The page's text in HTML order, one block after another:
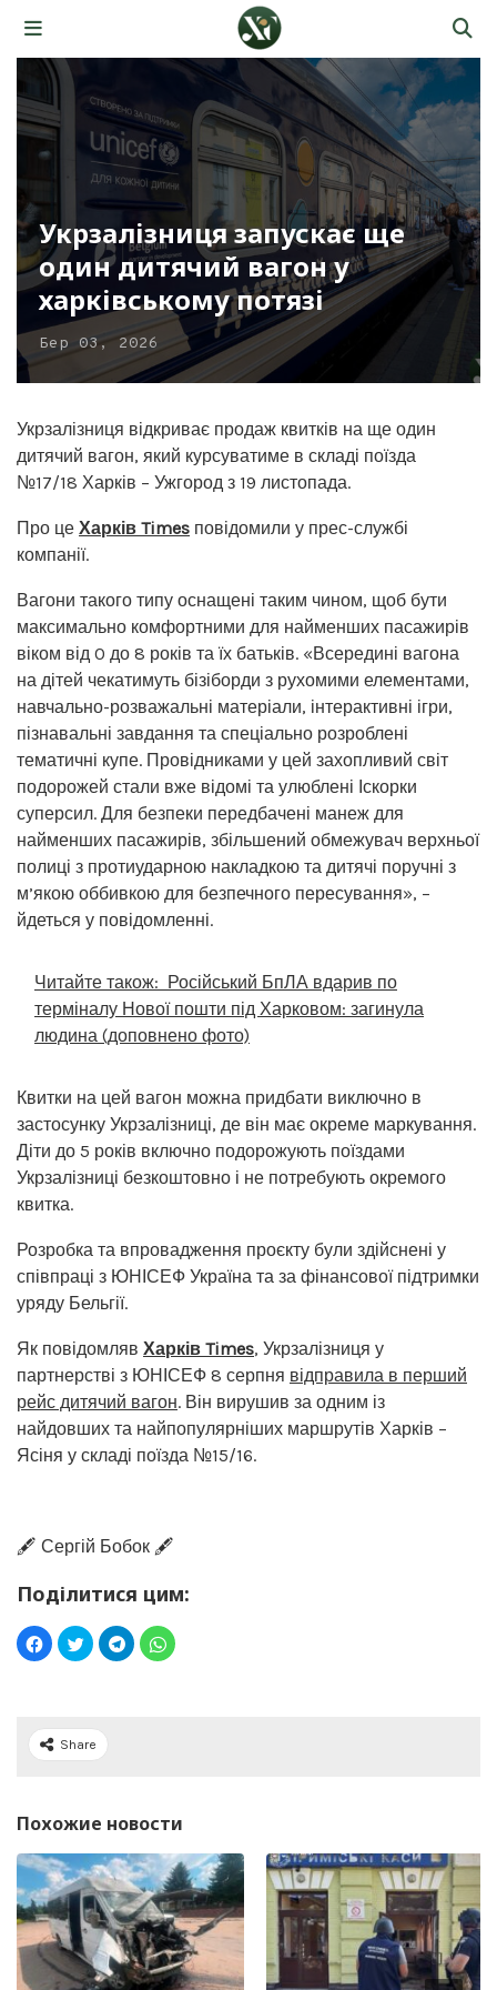
Укрзалізниця запускає ще
один дитячий вагон у
харківському потязі
Бер 03, 2026
Укрзалізниця відкриває продаж квитків на ще один
дитячий вагон, який курсуватиме в складі поїзда
№17/18 Харків – Ужгород з 19 листопада.
Про це Харків Times повідомили у прес-службі
компанії.
Вагони такого типу оснащені таким чином, щоб бути
максимально комфортними для найменших пасажирів
віком від 0 до 8 років та їх батьків. «Всередині вагона
на дітей чекатимуть бізіборди з рухомими елементами,
навчально-розважальні матеріали, інтерактивні ігри,
пізнавальні завдання та спеціально розроблені
тематичні купе. Провідниками у цей захопливий світ
подорожей стали вже відомі та улюблені Іскорки
суперсил. Для безпеки передбачені манеж для
найменших пасажирів, збільшений обмежувач верхньої
полиці з протиударною накладкою та дитячі поручні з
м’якою оббивкою для безпечного пересування», –
йдеться у повідомленні.
Читайте також: Російський БпЛА вдарив по
терміналу Нової пошти під Харковом: загинула
людина (доповнено фото)
Квитки на цей вагон можна придбати виключно в
застосунку Укрзалізниці, де він має окреме маркування.
Діти до 5 років включно подорожують поїздами
Укрзалізниці безкоштовно і не потребують окремого
квитка.
Розробка та впровадження проєкту були здійснені у
співпраці з ЮНІСЕФ Україна та за фінансової підтримки
уряду Бельгії.
Як повідомляв Харків Times, Укрзалізниця у
партнерстві з ЮНІСЕФ 8 серпня відправила в перший
рейс дитячий вагон. Він вирушив за одним із
найдовших та найпопулярніших маршрутів Харків –
Ясіня у складі поїзда №15/16.
🖋️ Сергій Бобок 🖋️
Поділитися цим:
Share
Похожие новости